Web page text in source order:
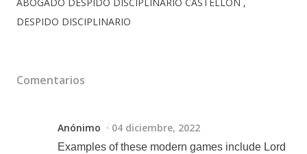
DESPIDO DISCIPLINARIO
Comentarios
Anónimo 04 diciembre, 2022
Examples of these modern games include Lord